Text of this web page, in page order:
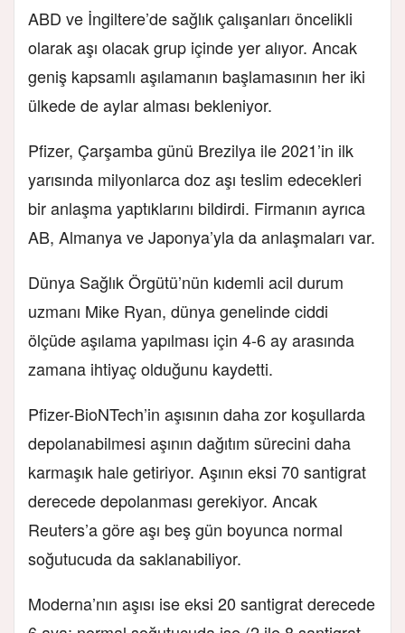
ABD ve İngiltere’de sağlık çalışanları öncelikli
olarak aşı olacak grup içinde yer alıyor. Ancak
geniş kapsamlı aşılamanın başlamasının her iki
ülkede de aylar alması bekleniyor.
Pfizer, Çarşamba günü Brezilya ile 2021’in ilk
yarısında milyonlarca doz aşı teslim edecekleri
bir anlaşma yaptıklarını bildirdi. Firmanın ayrıca
AB, Almanya ve Japonya’yla da anlaşmaları var.
Dünya Sağlık Örgütü’nün kıdemli acil durum
uzmanı Mike Ryan, dünya genelinde ciddi
ölçüde aşılama yapılması için 4-6 ay arasında
zamana ihtiyaç olduğunu kaydetti.
Pfizer-BioNTech’in aşısının daha zor koşullarda
depolanabilmesi aşının dağıtım sürecini daha
karmaşık hale getiriyor. Aşının eksi 70 santigrat
derecede depolanması gerekiyor. Ancak
Reuters’a göre aşı beş gün boyunca normal
soğutucuda da saklanabiliyor.
Moderna’nın aşısı ise eksi 20 santigrat derecede